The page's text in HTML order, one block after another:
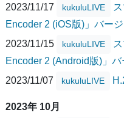
2023/11/17 kukuluLIVE
Encoder 2 (iOS版)」バー
2023/11/15
kukuluLIVE
Encoder 2 (Android版)」
2023/11/07
kukuluLIVE
2023年 10月